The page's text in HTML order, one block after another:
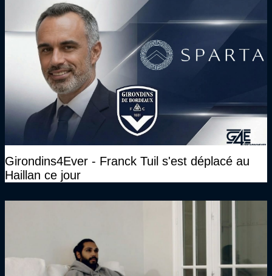
Girondins4Ever - Franck Tuil s'est déplacé au
Haillan ce jour